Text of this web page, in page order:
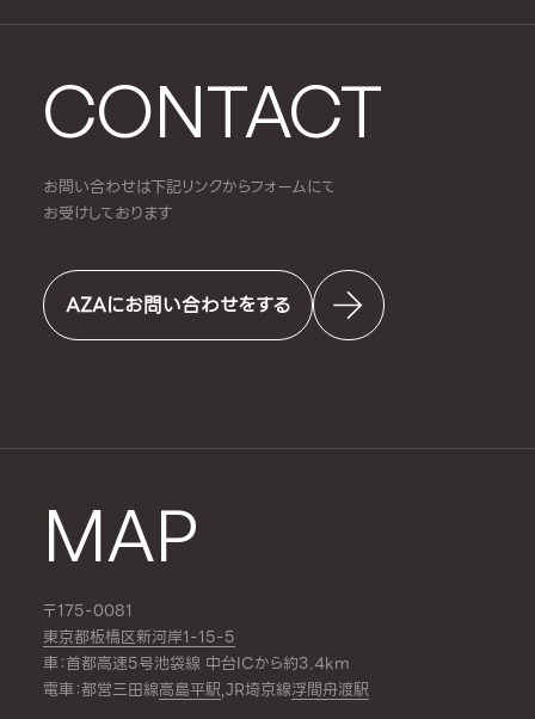
CONTACT
お問い合わせは下記リンクからフォームにて
お受けしております
AZAにお問い合わせをする
MAP
〒175-0081
東京都板橋区新河岸1-15-5
車：首都高速5号池袋線 中台ICから約3.4km
電車：都営三田線高島平駅,JR埼京線浮間舟渡駅